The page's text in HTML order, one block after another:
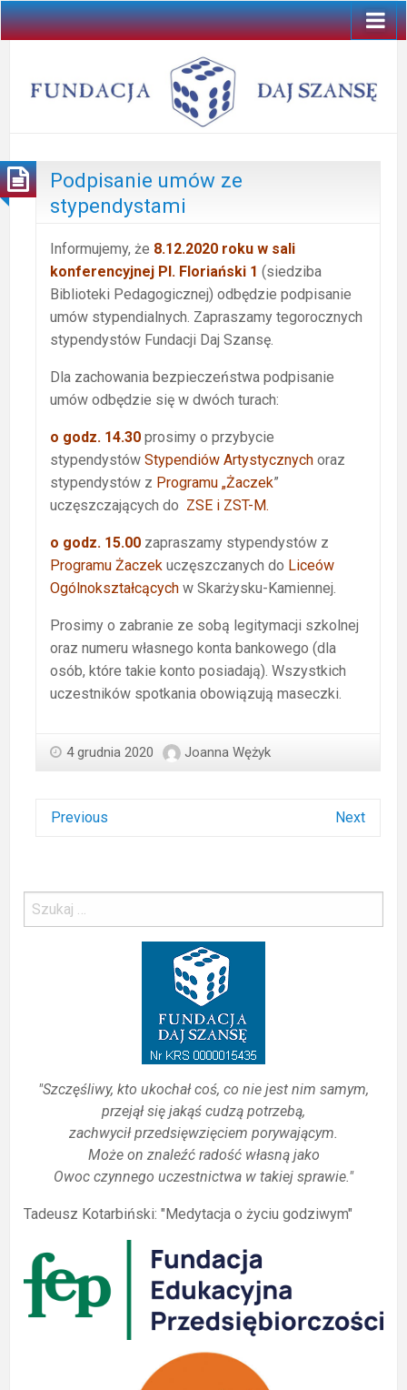
Podpisanie umów ze
stypendystami
Informujemy, że 8.12.2020 roku w sali
konferencyjnej Pl. Floriański 1 (siedziba
Biblioteki Pedagogicznej) odbędzie podpisanie
umów stypendialnych. Zapraszamy tegorocznych
stypendystów Fundacji Daj Szansę.
Dla zachowania bezpieczeństwa podpisanie
umów odbędzie się w dwóch turach:
o godz. 14.30 prosimy o przybycie
stypendystów Stypendiów Artystycznych oraz
stypendystów z Programu „Żaczek”
uczęszczających do ZSE i ZST-M.
o godz. 15.00 zapraszamy stypendystów z
Programu Żaczek uczęszczanych do Liceów
Ogólnokształcących w Skarżysku-Kamiennej.
Prosimy o zabranie ze sobą legitymacji szkolnej
oraz numeru własnego konta bankowego (dla
osób, które takie konto posiadają). Wszystkich
uczestników spotkania obowiązują maseczki.
4 grudnia 2020 Joanna Wężyk
Previous Next
"Szczęśliwy, kto ukochał coś, co nie jest nim samym,
przejął się jakąś cudzą potrzebą,
zachwycił przedsięwzięciem porywającym.
Może on znaleźć radość własną jako
Owoc czynnego uczestnictwa w takiej sprawie."
Tadeusz Kotarbiński: "Medytacja o życiu godziwym"